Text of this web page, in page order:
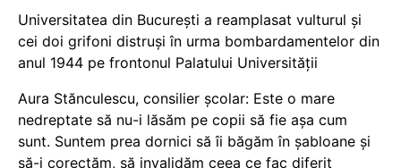
Universitatea din București a reamplasat vulturul și
cei doi grifoni distruși în urma bombardamentelor din
anul 1944 pe frontonul Palatului Universității
Aura Stănculescu, consilier școlar: Este o mare
nedreptate să nu-i lăsăm pe copii să fie așa cum
sunt. Suntem prea dornici să îi băgăm în șabloane și
să-i corectăm, să invalidăm ceea ce fac diferit